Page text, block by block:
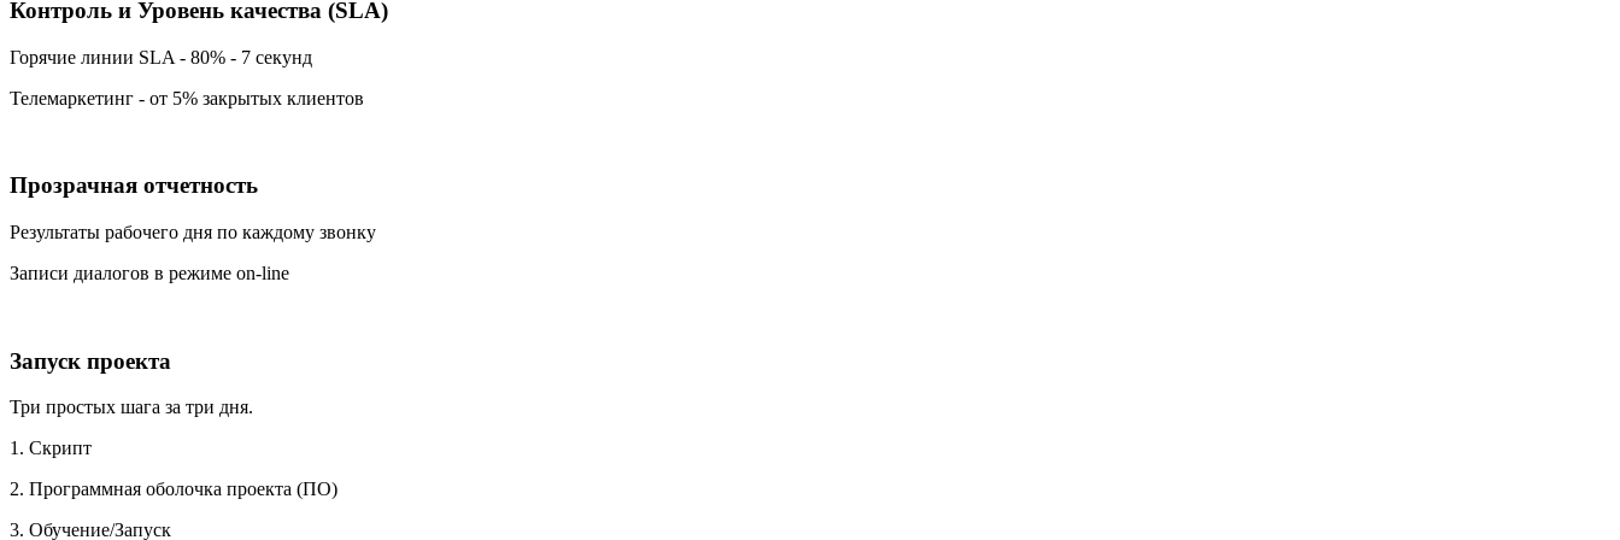
Контроль и Уровень качества (SLA)
Горячие линии SLA - 80% - 7 секунд
Телемаркетинг - от 5% закрытых клиентов
Прозрачная отчетность
Результаты рабочего дня по каждому звонку
Записи диалогов в режиме on-line
Запуск проекта
Три простых шага за три дня.
1. Скрипт
2. Программная оболочка проекта (ПО)
3. Обучение/Запуск